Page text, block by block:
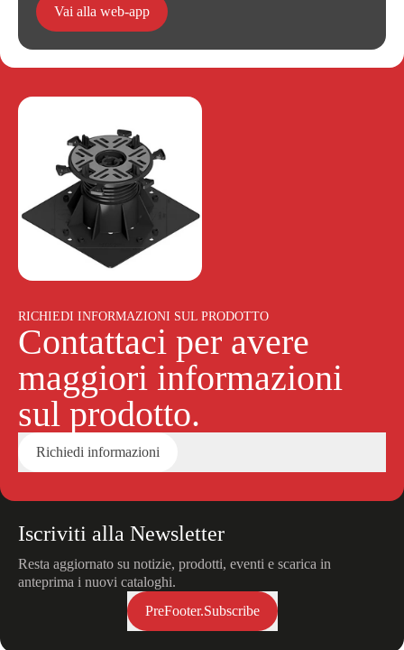
Vai alla web-app
RICHIEDI INFORMAZIONI SUL PRODOTTO
Contattaci per avere
maggiori informazioni
sul prodotto.
Richiedi informazioni
Iscriviti alla Newsletter
Resta aggiornato su notizie, prodotti, eventi e scarica in
anteprima i nuovi cataloghi.
PreFooter.Subscribe